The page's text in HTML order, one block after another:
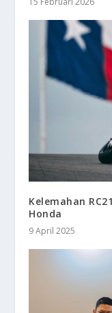
Kelemahan
Honda
9 April 2025